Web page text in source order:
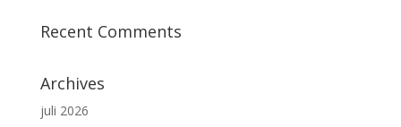
Recent Comments
Archives
juli 2026